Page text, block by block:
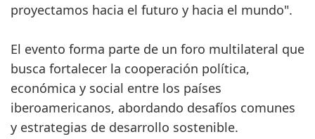
proyectamos hacia el futuro y hacia el mundo".
El evento forma parte de un foro multilateral que
busca fortalecer la cooperación política,
económica y social entre los países
iberoamericanos, abordando desafíos comunes
y estrategias de desarrollo sostenible.